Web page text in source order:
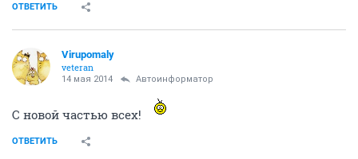
ОТВЕТИТЬ
Virupomaly
veteran
14 мая 2014 Автоинформатор
С новой частью всех!
ОТВЕТИТЬ